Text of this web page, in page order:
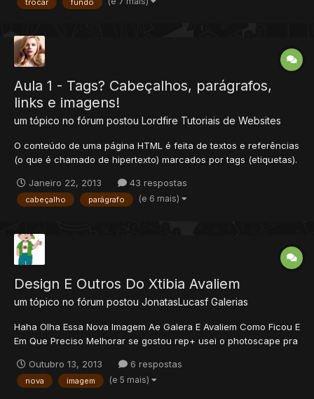
trocar fundo
Aula 1 - Tags? Cabeçalhos, parágrafos,
links e imagens!
um tópico no fórum postou Lordfire Tutoriais de Websites
O conteúdo de uma página HTML é feita de textos e referências
(o que é chamado de hipertexto) marcados por tags (etiquetas).
texto corrido. Uma tag tem a seguinte estrutura: <abre
tag>conteúdo</fecha tag> Isso é um elemento, o conjunto i...
Janeiro 22, 2013 43 respostas
cabeçalho parágrafo (e 6 mais)
Design E Outros Do Xtibia Avaliem
um tópico no fórum postou JonatasLucasf Galerias
Haha Olha Essa Nova Imagem Ae Galera E Avaliem Como Ficou E
Em Que Preciso Melhorar se gostou rep+ usei o photoscape pra
coloca link do download pra mim, espero que os design aqui do
XTIBIA avaliem.
Outubro 13, 2013 6 respostas
nova imagem (e 5 mais)